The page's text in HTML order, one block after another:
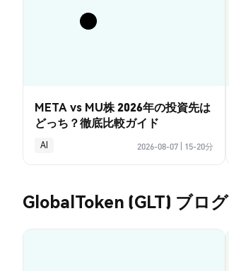
META vs MU株 2026年の投資先は
どっち？徹底比較ガイド
AI 2026-08-07 15-20分
GlobalToken (GLT) ブログ